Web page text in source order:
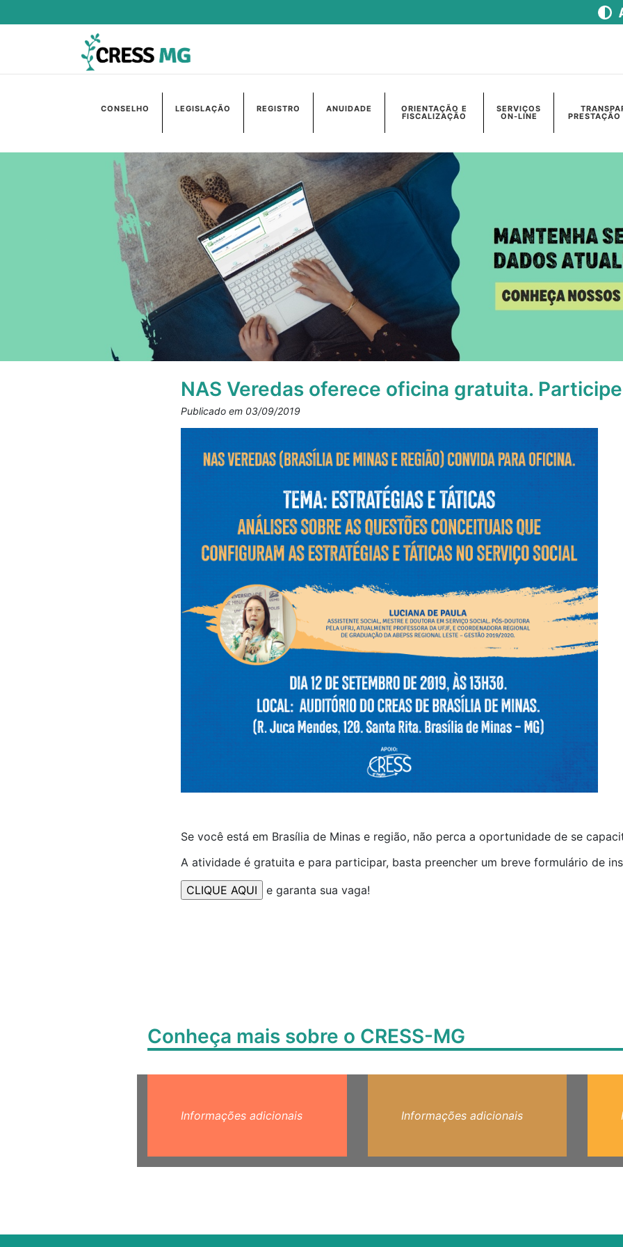
CONSELHO LEGISLAÇÃO REGISTRO ANUIDADE ORIENTAÇÃO E
FISCALIZAÇÃO
SERVIÇOS
ON-LINE
NAS Veredas oferece oficina gratuita.
Publicado em 03/09/2019
Se você está em Brasília de Minas e região, não perca a oportunidade de se
A atividade é gratuita e para participar, basta preencher um breve formulário de
e garanta sua vaga!
Conheça mais sobre o CRESS-MG
Informações adicionais Informações adicionais